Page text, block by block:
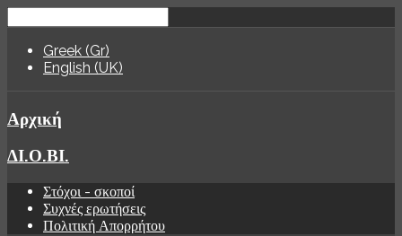
Greek (Gr)
English (UK)
Αρχική
ΔΙ.Ο.ΒΙ.
Στόχοι - σκοποί
Συχνές ερωτήσεις
Πολιτική Απορρήτου